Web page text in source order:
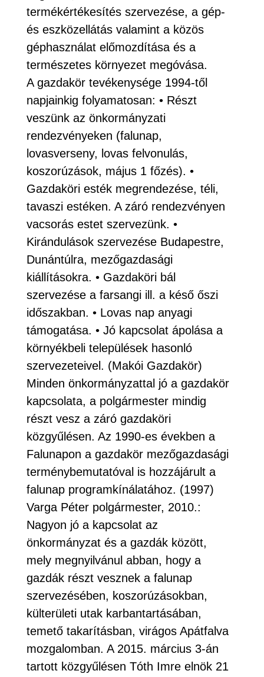
termékértékesítés szervezése, a gép-
és eszközellátás valamint a közös
géphasználat előmozdítása és a
természetes környezet megóvása.
A gazdakör tevékenysége 1994-től
napjainkig folyamatosan: • Részt
veszünk az önkormányzati
rendezvényeken (falunap,
lovasverseny, lovas felvonulás,
koszorúzások, május 1 főzés). •
Gazdaköri esték megrendezése, téli,
tavaszi estéken. A záró rendezvényen
vacsorás estet szervezünk. •
Kirándulások szervezése Budapestre,
Dunántúlra, mezőgazdasági
kiállításokra. • Gazdaköri bál
szervezése a farsangi ill. a késő őszi
időszakban. • Lovas nap anyagi
támogatása. • Jó kapcsolat ápolása a
környékbeli települések hasonló
szervezeteivel. (Makói Gazdakör)
Minden önkormányzattal jó a gazdakör
kapcsolata, a polgármester mindig
részt vesz a záró gazdaköri
közgyűlésen. Az 1990-es években a
Falunapon a gazdakör mezőgazdasági
terménybemutatóval is hozzájárult a
falunap programkínálatához. (1997)
Varga Péter polgármester, 2010.:
Nagyon jó a kapcsolat az
önkormányzat és a gazdák között,
mely megnyilvánul abban, hogy a
gazdák részt vesznek a falunap
szervezésében, koszorúzásokban,
külterületi utak karbantartásában,
temető takarításban, virágos Apátfalva
mozgalomban. A 2015. március 3-án
tartott közgyűlésen Tóth Imre elnök 21